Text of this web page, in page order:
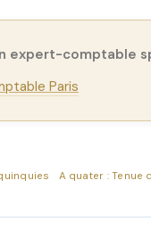
expert-comptable
Paris
A quater : Tenue